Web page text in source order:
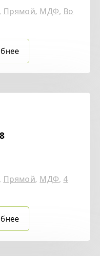
, Прямой, МДФ, Во
, Прямой, МДФ, 4